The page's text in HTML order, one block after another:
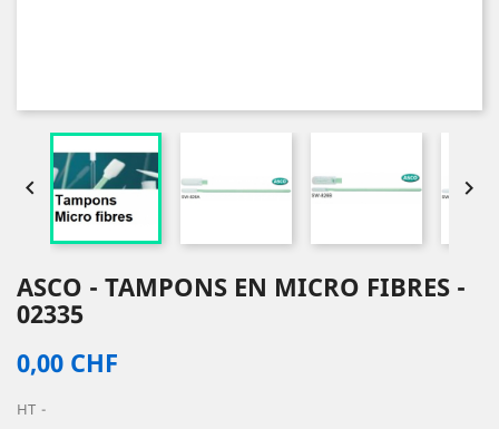
 
ASCO - TAMPONS EN MICRO FIBRES -
02335
0,00 CHF
HT